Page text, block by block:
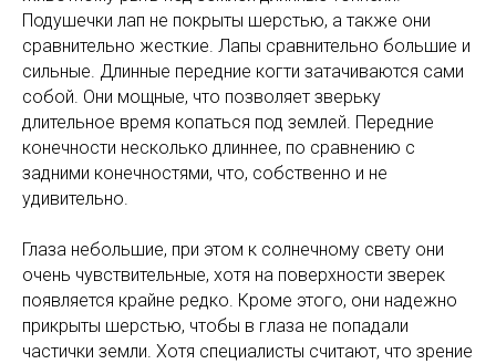
Подушечки лап не покрыты шерстью, а также они
сравнительно жесткие. Лапы сравнительно большие и
сильные. Длинные передние когти затачиваются сами
собой. Они мощные, что позволяет зверьку
длительное время копаться под землей. Передние
конечности несколько длиннее, по сравнению с
задними конечностями, что, собственно и не
удивительно.
Глаза небольшие, при этом к солнечному свету они
очень чувствительные, хотя на поверхности зверек
появляется крайне редко. Кроме этого, они надежно
прикрыты шерстью, чтобы в глаза не попадали
частички земли. Хотя специалисты считают, что зрение